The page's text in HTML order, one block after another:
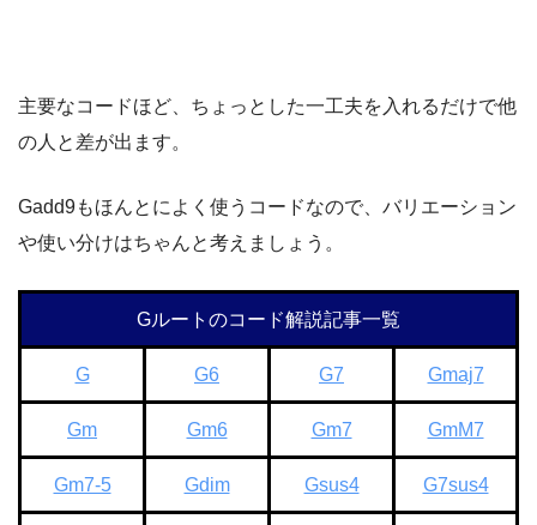
主要なコードほど、ちょっとした一工夫を入れるだけで他
の人と差が出ます。
Gadd9もほんとによく使うコードなので、バリエーション
や使い分けはちゃんと考えましょう。
Gルートのコード解説記事一覧
G G6 G7 Gmaj7
Gm Gm6 Gm7 GmM7
Gm7-5 Gdim Gsus4 G7sus4